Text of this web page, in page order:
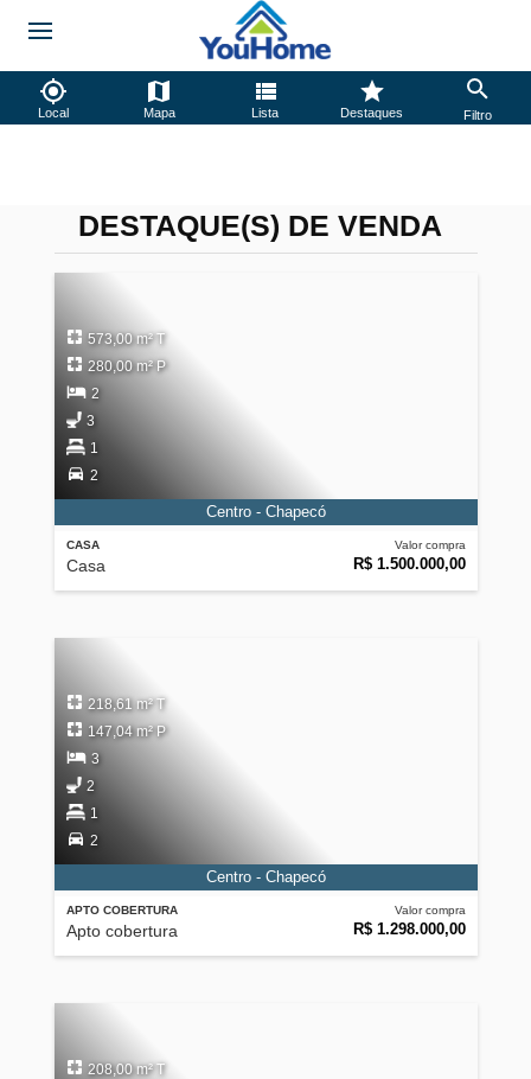
Local Mapa Lista Destaques Filtro
DESTAQUE(S) DE VENDA
CASA
Casa
Valor compra
R$ 1.500.000,00
573,00 m² T
280,00 m² P
2
3
1
2
Centro - Chapecó
APTO COBERTURA
Apto cobertura
Valor compra
R$ 1.298.000,00
218,61 m² T
147,04 m² P
3
2
1
2
Centro - Chapecó
208,00 m² T